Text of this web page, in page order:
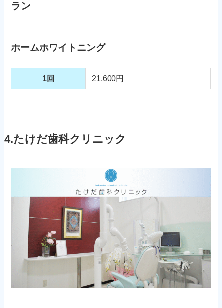
ラン
ホームホワイトニング
1回 21,600円
4.たけだ歯科クリニック